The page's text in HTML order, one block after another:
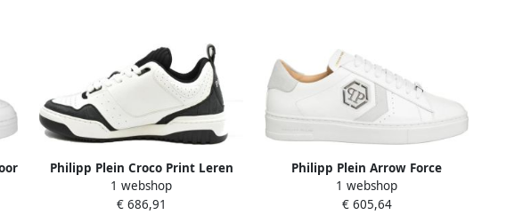
Philipp Plein Croco Print Leren
Sneakers White Heren
1 webshop
€ 686,91
Philipp Plein Arrow Force
Sneakers Plain Lace Closure
White Heren
1 webshop
€ 605,64